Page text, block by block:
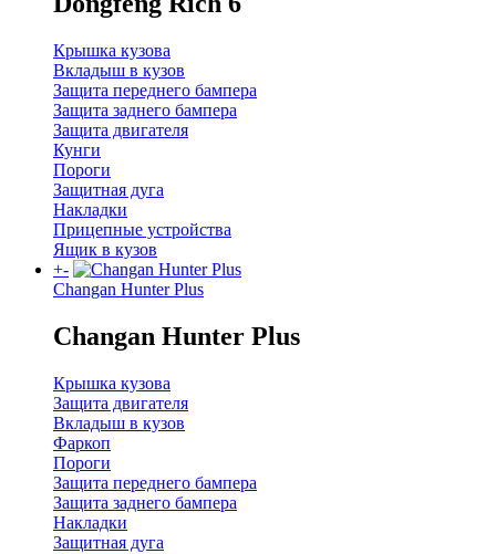
Крышка кузова
Вкладыш в кузов
Защита переднего бампера
Защита заднего бампера
Защита двигателя
Кунги
Пороги
Защитная дуга
Накладки
Прицепные устройства
Ящик в кузов
+-
Changan Hunter Plus
Changan Hunter Plus
Крышка кузова
Защита двигателя
Вкладыш в кузов
Фаркоп
Пороги
Защита переднего бампера
Защита заднего бампера
Накладки
Защитная дуга